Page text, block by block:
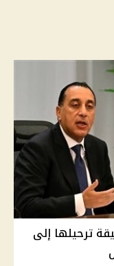
النبوي 2026 وحقيقة ترحيلها إلى